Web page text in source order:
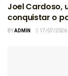
Joel Cardoso,
conquistar o
BYADMIN 17/07/2026